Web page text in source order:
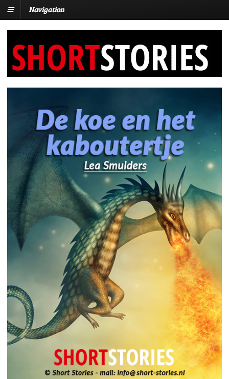
Navigation